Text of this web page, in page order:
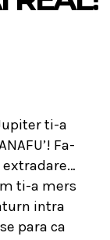
ti-a
Fa-
ti-a mers
intra
para ca